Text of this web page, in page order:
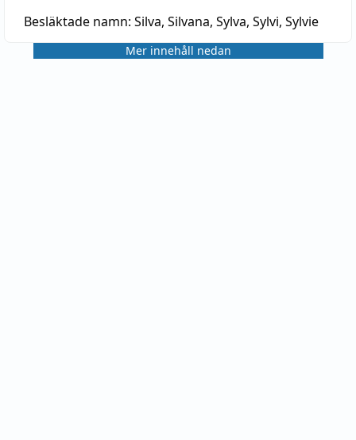
Besläktade namn: Silva, Silvana, Sylva, Sylvi, Sylvie
Mer innehåll nedan